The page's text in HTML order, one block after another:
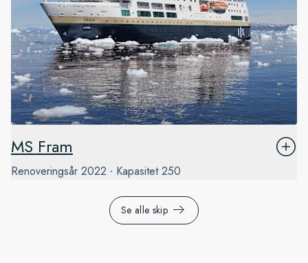
MS Fram
Renoveringsår 2022 Kapasitet 250
Se alle skip